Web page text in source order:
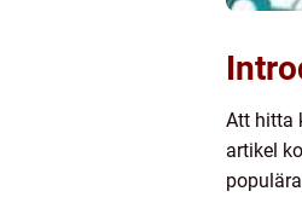
Att hitta
artikel